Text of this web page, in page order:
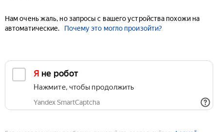
Нам очень жаль, но запросы с вашего устройства похожи на
автоматические.
Почему это могло произойти?
Я не робот
Нажмите, чтобы продолжить
Yandex SmartCaptcha